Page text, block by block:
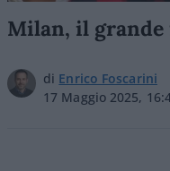
Milan, il grande
di Enrico Foscarini
17 Maggio 2025,